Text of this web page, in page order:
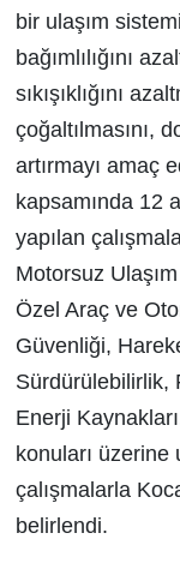
bir ulaşım
bağımlılığını
sıkışıklığını
çoğaltılmasını,
artırmayı amaç
kapsamında 12
yapılan
Motorsuz
Özel Araç ve
Güvenliği,
Sürdürülebilirlik,
Enerji
konuları üzerine
çalışmalarla
belirlendi.